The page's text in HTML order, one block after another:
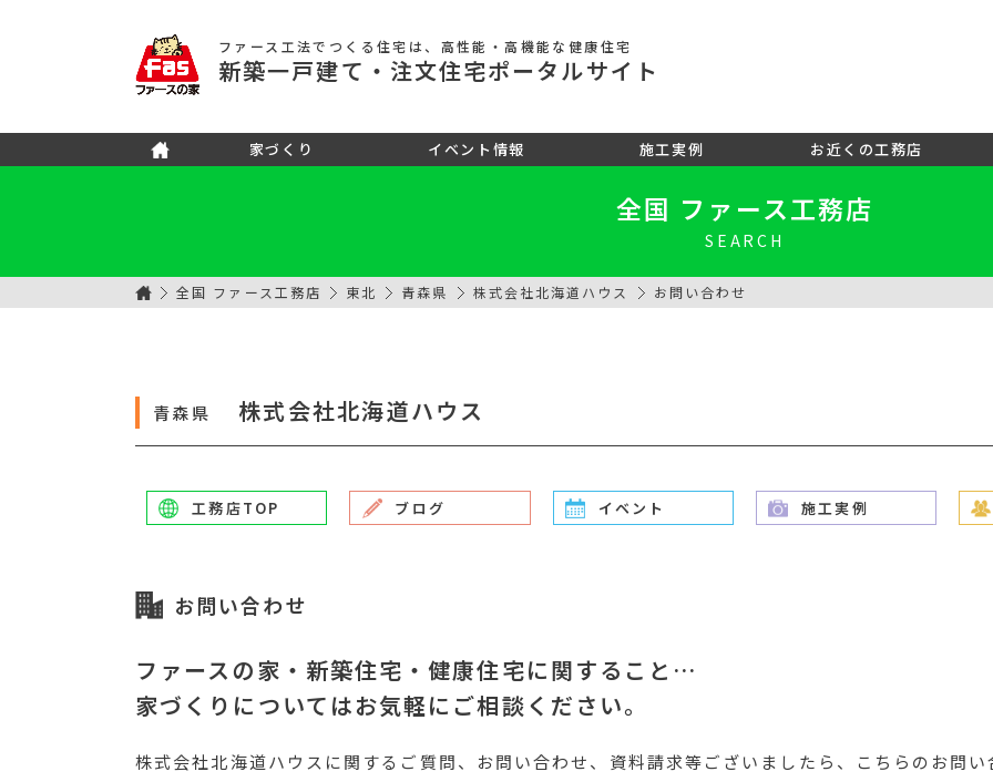
ファース工法でつくる住宅 は、高性能・高機能な健康住宅
新築一戸建て ・注文住宅ポータルサイト
家づくり イベント情報 施工実例 お近くの工務店
全国 ファース工務店
SEARCH
全国 ファース工務店 東北 青森県 株式会社北海道ハウス お問い合わせ
青森県 株式会社北海道ハウス
工務店TOP ブログ イベント 施工実例
お問い合わせ
ファースの家・新築住宅・健康住宅に関すること…
家づくりについてはお気軽にご相談ください。
株式会社北海道ハウスに関するご質問、お問い合わせ、資料請求等ございましたら、こちらのお問